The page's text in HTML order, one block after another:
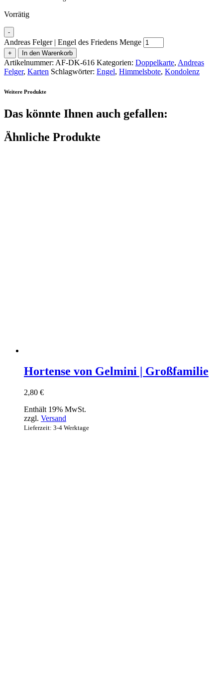
Vorrätig
-
Andreas Felger | Engel des Friedens Menge
+ In den Warenkorb
Artikelnummer: AF-DK-616 Kategorien: Doppelkarte, Andreas
Felger, Karten Schlagwörter: Engel, Himmelsbote, Kondolenz
Weitere Produkte
Das könnte Ihnen auch gefallen:
Ähnliche Produkte
Hortense von Gelmini | Großfamilie
2,80 €
Enthält 19% MwSt.
zzgl. Versand
Lieferzeit: 3-4 Werktage